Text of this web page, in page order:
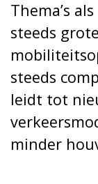
Thema’s
steeds
steeds
leidt tot
minder